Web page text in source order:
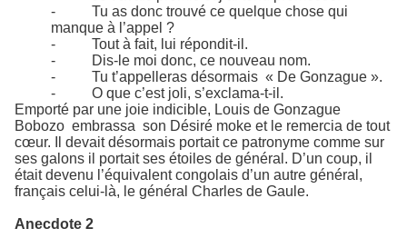
-
Tu as donc trouvé ce quelque chose qui
manque à l’appel ?
-
Tout à fait, lui répondit-il.
-
Dis-le moi donc, ce nouveau nom.
-
Tu t’appelleras désormais « De Gonzague ».
-
O que c’est joli, s’exclama-t-il.
Emporté par une joie indicible, Louis de Gonzague
Bobozo embrassa son Désiré moke et le remercia de tout
cœur. Il devait désormais portait ce patronyme comme sur
ses galons il portait ses étoiles de général. D’un coup, il
était devenu l’équivalent congolais d’un autre général,
français celui-là, le général Charles de Gaule.
Anecdote 2